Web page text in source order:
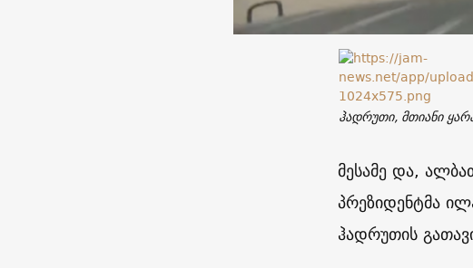
ჰადრუთი, მთიანი
მესამე და,
პრეზიდენტმა
ჰადრუთის